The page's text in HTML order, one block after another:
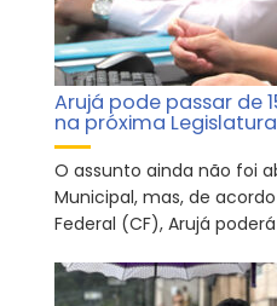
Arujá pode passar de
na próxima Legislatura
O assunto ainda não foi
Municipal, mas, de
Federal (CF), Arujá